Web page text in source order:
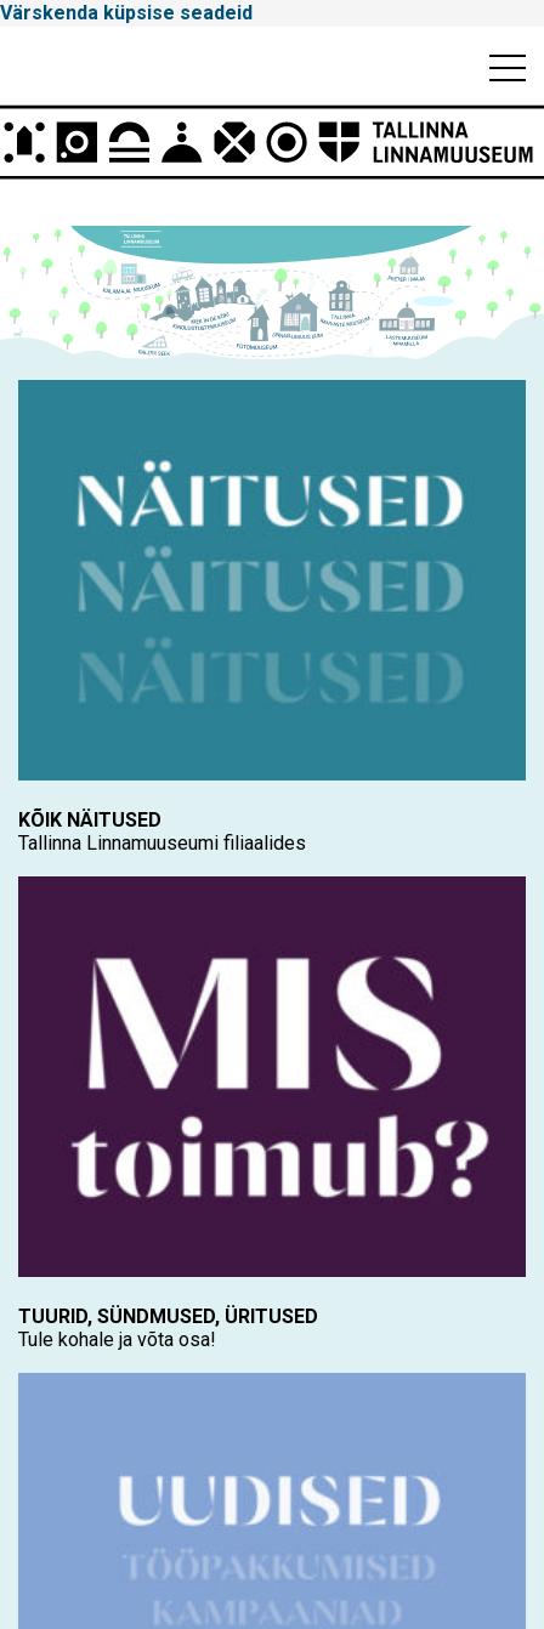
Värskenda küpsise seadeid
Tallinna
Linnamuuseum
Peamenüü
KÕIK NÄITUSED
Tallinna Linnamuuseumi filiaalides
TUURID, SÜNDMUSED, ÜRITUSED
Tule kohale ja võta osa!